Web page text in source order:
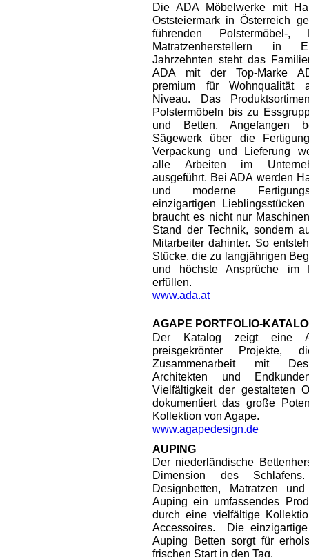
Die ADA Möbelwerke mit
Oststeiermark in Österreich
führenden Polstermöbel-,
Matratzenherstellern in
Jahrzehnten steht das
ADA mit der Top-Marke
premium für Wohnqualität
Niveau. Das
Polstermöbeln bis zu
und Betten. Angefangen
Sägewerk über die
Verpackung und Lieferung
alle Arbeiten im
ausgeführt. Bei ADA werden
und moderne
einzigartigen
braucht es nicht nur
Stand der Technik, sondern
Mitarbeiter dahinter. So
Stücke, die zu langjährigen
und höchste Ansprüche im
erfüllen.
www.ada.at
AGAPE PORTFOLIO-
Der Katalog zeigt eine
preisgekrönter
Zusammenarbeit mit
Architekten und
Vielfältigkeit der gestalteten
dokumentiert das große
Kollektion von Agape.
www.agapedesign.de
AUPING
Der niederländische
Dimension des
Designbetten, Matratzen
Auping ein umfassendes
durch eine vielfältige
Accessoires. Die
Auping Betten sorgt für
frischen Start in den Tag.